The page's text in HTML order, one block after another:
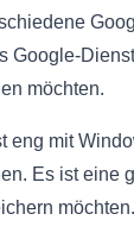
Google-
möchten.
eng mit
Es ist eine
möchten.